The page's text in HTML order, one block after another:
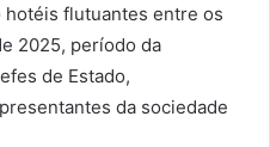
flutuantes entre os
2025, período da
de Estado,
da sociedade